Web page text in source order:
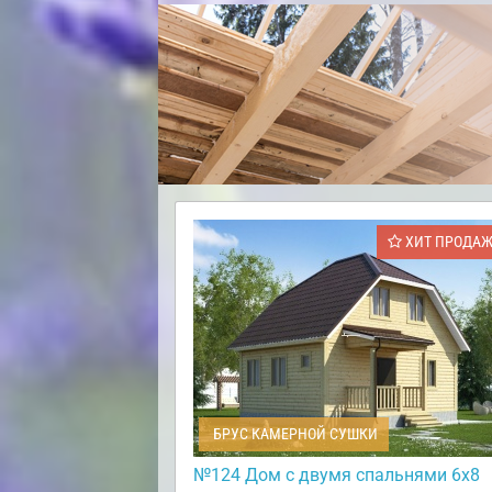
ХИТ ПРОДАЖ
БРУС КАМЕРНОЙ СУШКИ
№124 Дом с двумя спальнями 6х8